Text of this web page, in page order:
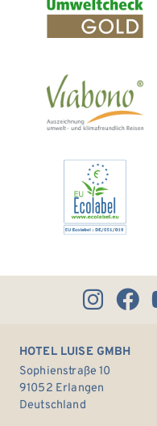
HOTEL LUISE GMBH
Sophienstraße 10
91052 Erlangen
Deutschland